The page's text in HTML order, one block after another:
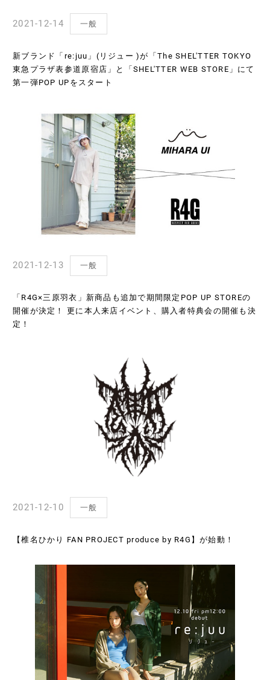
2021-12-14 一般
新ブランド「re:juu」(リジュー )が「The SHEL'TTER TOKYO
東急プラザ表参道原宿店」と「SHEL'TTER WEB STORE」にて
第一弾POP UPをスタート
2021-12-13 一般
「R4G×三原羽衣」新商品も追加で期間限定POP UP STOREの
開催が決定！ 更に本人来店イベント、購入者特典会の開催も決
定！
2021-12-10 一般
【椎名ひかり FAN PROJECT produce by R4G】が始動！